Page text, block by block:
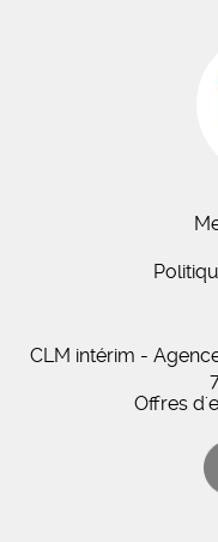
CLM intérim -
Offres